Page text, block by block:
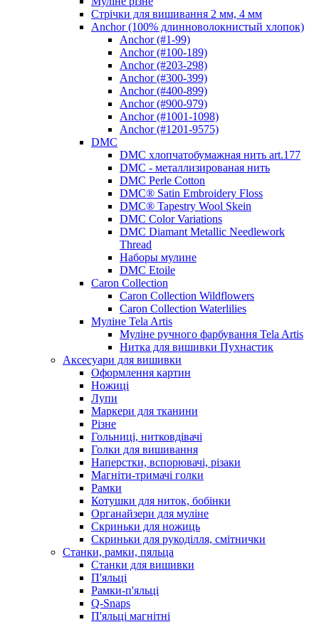
Стрічки для вишивання 2 мм, 4 мм
Anchor (100% длинноволокнистый хлопок)
Anchor (#1-99)
Anchor (#100-189)
Anchor (#203-298)
Anchor (#300-399)
Anchor (#400-899)
Anchor (#900-979)
Anchor (#1001-1098)
Anchor (#1201-9575)
DMC
DMC хлопчатобумажная нить art.177
DMC - металлизированая нить
DMC Perle Cotton
DMC® Satin Embroidery Floss
DMC® Tapestry Wool Skein
DMC Color Variations
DMC Diamant Metallic Needlework
Thread
Наборы мулине
DMC Etoile
Caron Collection
Caron Collection Wildflowers
Caron Collection Waterlilies
Муліне Tela Artis
Муліне ручного фарбування Tela Artis
Нитка для вишивки Пухнастик
Аксесуари для вишивки
Оформлення картин
Ножиці
Лупи
Маркери для тканини
Різне
Гольниці, нитковдівачі
Голки для вишивання
Наперстки, вспорювачі, різаки
Магніти-тримачі голки
Рамки
Котушки для ниток, бобінки
Органайзери для муліне
Скриньки для ножиць
Скриньки для рукоділля, смітнички
Станки, рамки, пяльца
Станки для вишивки
П'яльці
Рамки-п'яльці
Q-Snaps
П'яльці магнітні